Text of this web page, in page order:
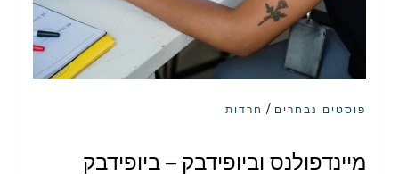
פוסטים נבחרים / חרדות
מיינדפולנס וביופידבק – ביופידבק